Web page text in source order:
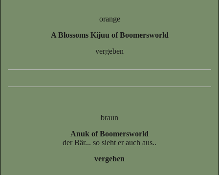
orange
A Blossoms Kijuu of Boomersworld
vergeben
braun
Anuk of Boomersworld
der Bär... so sieht er auch aus..
vergeben